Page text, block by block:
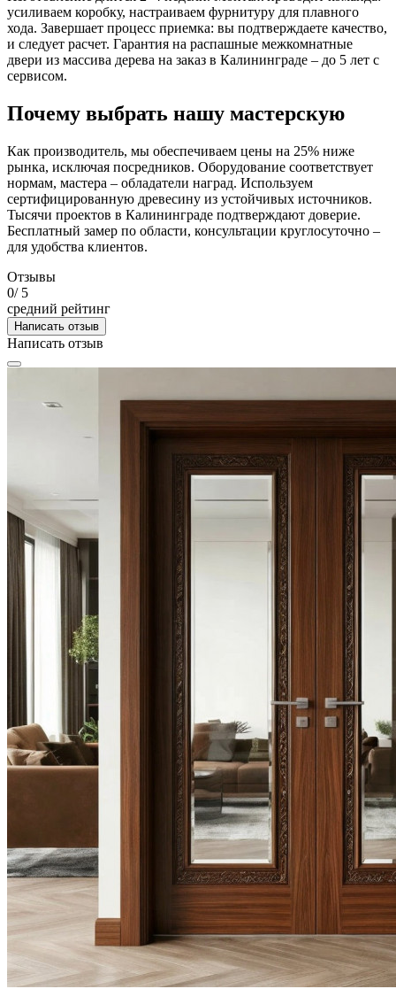
усиливаем коробку, настраиваем фурнитуру для плавного
хода. Завершает процесс приемка: вы подтверждаете качество,
и следует расчет. Гарантия на распашные межкомнатные
двери из массива дерева на заказ в Калининграде – до 5 лет с
сервисом.
Почему выбрать нашу мастерскую
Как производитель, мы обеспечиваем цены на 25% ниже
рынка, исключая посредников. Оборудование соответствует
нормам, мастера – обладатели наград. Используем
сертифицированную древесину из устойчивых источников.
Тысячи проектов в Калининграде подтверждают доверие.
Бесплатный замер по области, консультации круглосуточно –
для удобства клиентов.
Отзывы
0/ 5
средний рейтинг
Написать отзыв
Написать отзыв